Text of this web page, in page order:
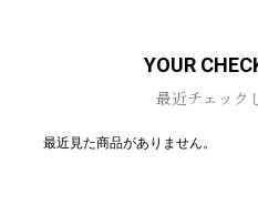
YOUR
最近チェック
最近見た商品がありません。